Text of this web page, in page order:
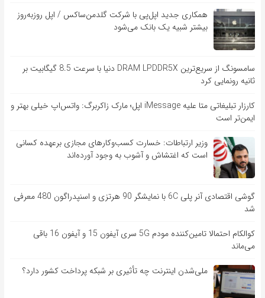
همکاری جدید اپل‌پی با شرکت گلدمن‌ساکس / اپل روزبه‌روز
بیشتر شبیه یک بانک می‌شود
سامسونگ از سریع‌ترین DRAM LPDDR5X دنیا با سرعت 8.5 گیگابیت بر
ثانیه رونمایی کرد
کارزار تبلیغاتی متا علیه iMessage اپل؛ مارک زاکربرگ: واتس‌اپ خیلی بهتر و
ایمن‌تر است
وزیر ارتباطات: خسارت کسب‌وکارهای مجازی برعهده کسانی
است که اغتشاش و آشوب به وجود آورده‌اند
گوشی اقتصادی آنر پلی 6C با نمایشگر 90 هرتزی و اسنپدراگون 480 معرفی
شد
کوالکام احتمالا تامین‌کننده مودم 5G سری آیفون 15 و آیفون 16 باقی
می‌ماند
ملی‌شدن اینترنت چه تأثیری بر شبکه پرداخت کشور دارد؟